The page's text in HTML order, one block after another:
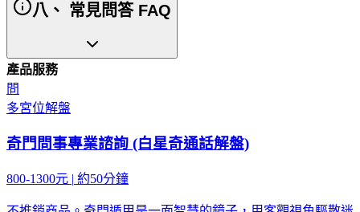
八、 常見問答 FAQ
產品服務
問
多宮位解盤
奇門問事專業諮詢 (白星奇通話解盤)
800-1300元 | 約50分鐘